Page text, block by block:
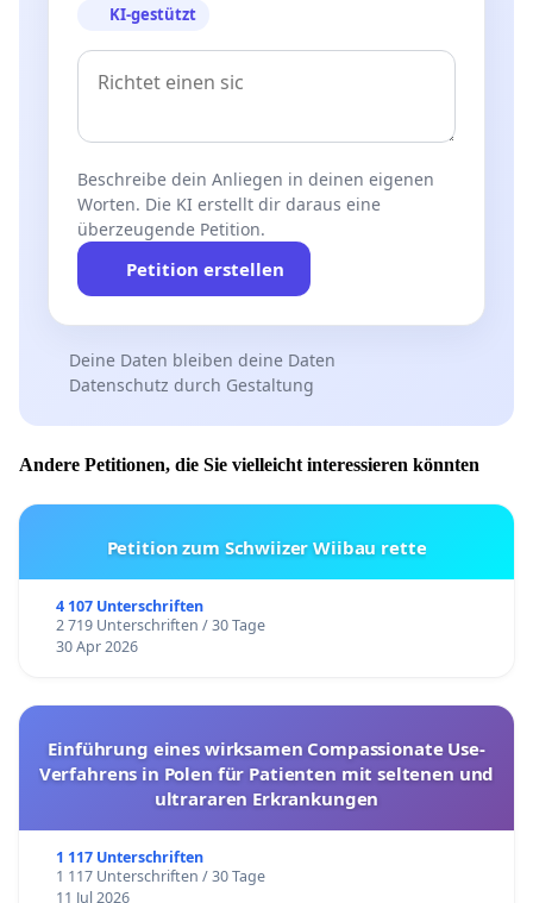
KI-gestützt
Beschreibe dein Anliegen in deinen eigenen
Worten. Die KI erstellt dir daraus eine
überzeugende Petition.
Petition erstellen
Deine Daten bleiben deine Daten
Datenschutz durch Gestaltung
Andere Petitionen, die Sie vielleicht interessieren könnten
Petition zum Schwiizer Wiibau rette
4 107 Unterschriften
2 719 Unterschriften / 30 Tage
30 Apr 2026
Einführung eines wirksamen Compassionate Use-
Verfahrens in Polen für Patienten mit seltenen und
ultrararen Erkrankungen
1 117 Unterschriften
1 117 Unterschriften / 30 Tage
11 Jul 2026